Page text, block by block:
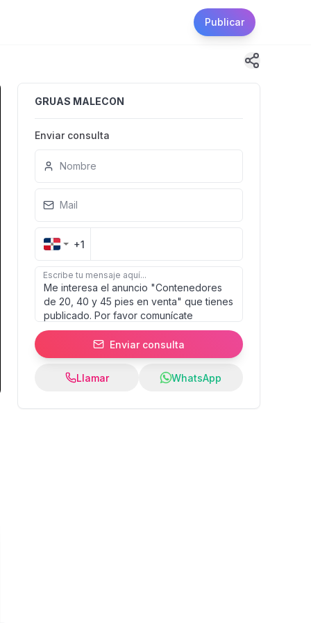
Publicar
GRUAS MALECON
Enviar consulta
Nombre
Mail
+1
Escribe tu mensaje aquí...
Enviar consulta
Llamar WhatsApp